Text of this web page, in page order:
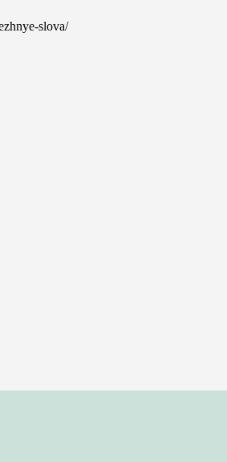
slova/